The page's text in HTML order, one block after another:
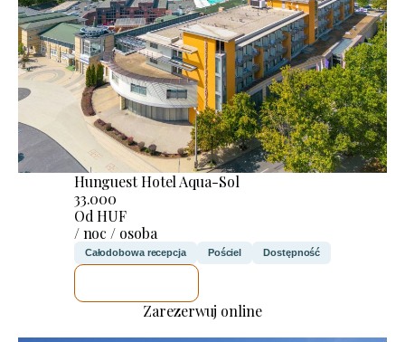
Hunguest Hotel Aqua-Sol
33.000
Od HUF
/ noc / osoba
Całodobowa recepcja Pościel Dostępność
Zarezerwuj online